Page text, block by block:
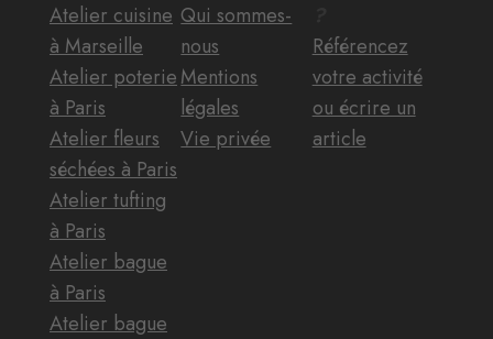
Atelier cuisine
à Marseille
Atelier poterie
à Paris
Atelier fleurs
séchées à Paris
Atelier tufting
à Paris
Atelier bague
à Paris
Atelier bague
Qui sommes-
nous
Mentions
légales
Vie privée
Référencez
votre activité
ou écrire un
article